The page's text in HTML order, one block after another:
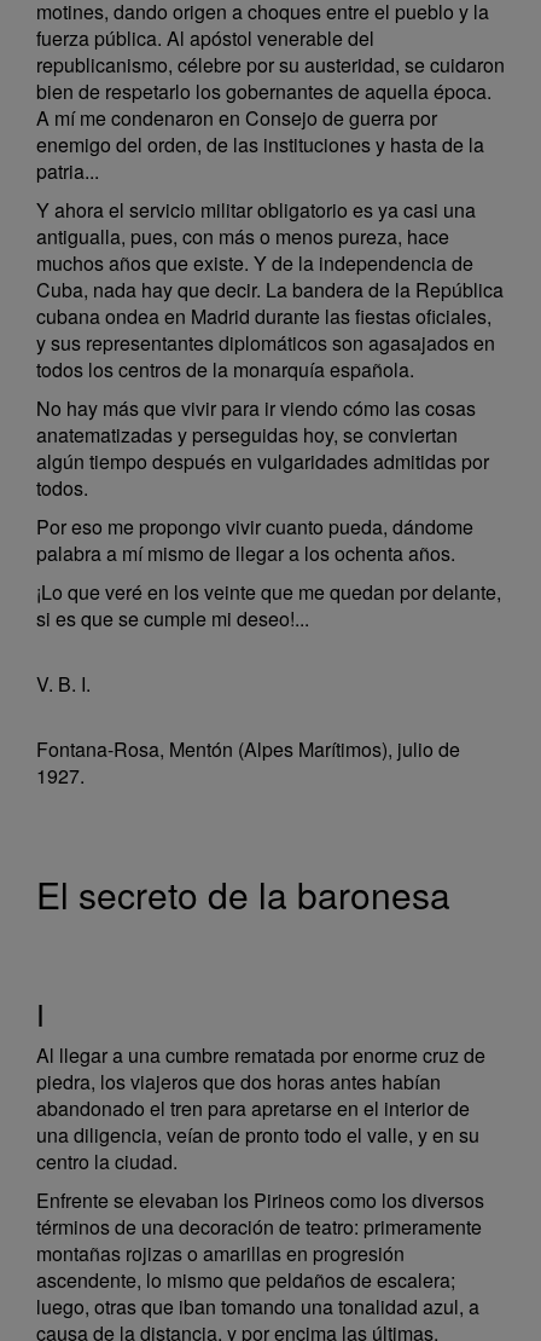
motines, dando origen a choques entre el pueblo y la
fuerza pública. Al apóstol venerable del
republicanismo, célebre por su austeridad, se cuidaron
bien de respetarlo los gobernantes de aquella época.
A mí me condenaron en Consejo de guerra por
enemigo del orden, de las instituciones y hasta de la
patria...
Y ahora el servicio militar obligatorio es ya casi una
antigualla, pues, con más o menos pureza, hace
muchos años que existe. Y de la independencia de
Cuba, nada hay que decir. La bandera de la República
cubana ondea en Madrid durante las fiestas oficiales,
y sus representantes diplomáticos son agasajados en
todos los centros de la monarquía española.
No hay más que vivir para ir viendo cómo las cosas
anatematizadas y perseguidas hoy, se conviertan
algún tiempo después en vulgaridades admitidas por
todos.
Por eso me propongo vivir cuanto pueda, dándome
palabra a mí mismo de llegar a los ochenta años.
¡Lo que veré en los veinte que me quedan por delante,
si es que se cumple mi deseo!...
V. B. I.
Fontana-Rosa, Mentón (Alpes Marítimos), julio de
1927.
El secreto de la baronesa
I
Al llegar a una cumbre rematada por enorme cruz de
piedra, los viajeros que dos horas antes habían
abandonado el tren para apretarse en el interior de
una diligencia, veían de pronto todo el valle, y en su
centro la ciudad.
Enfrente se elevaban los Pirineos como los diversos
términos de una decoración de teatro: primeramente
montañas rojizas o amarillas en progresión
ascendente, lo mismo que peldaños de escalera;
luego, otras que iban tomando una tonalidad azul, a
causa de la distancia, y por encima las últimas,